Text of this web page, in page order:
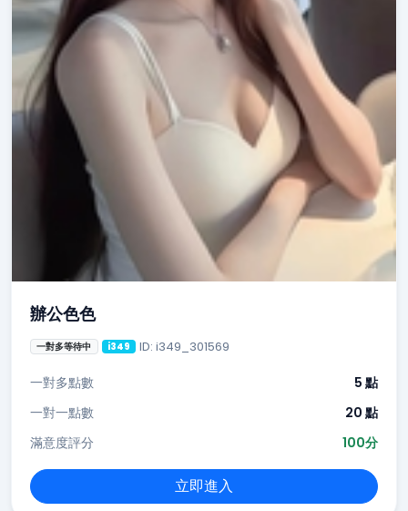
辦公色色
一對多等待中 i349 ID: i349_301569
一對多點數
5 點
一對一點數
20 點
滿意度評分
100分
立即進入